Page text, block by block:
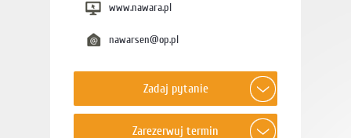
www.nawara.pl
nawarsen@op.pl